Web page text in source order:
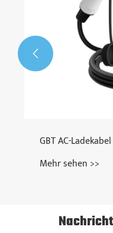
GBT AC-Ladekabel
Mehr sehen >>
